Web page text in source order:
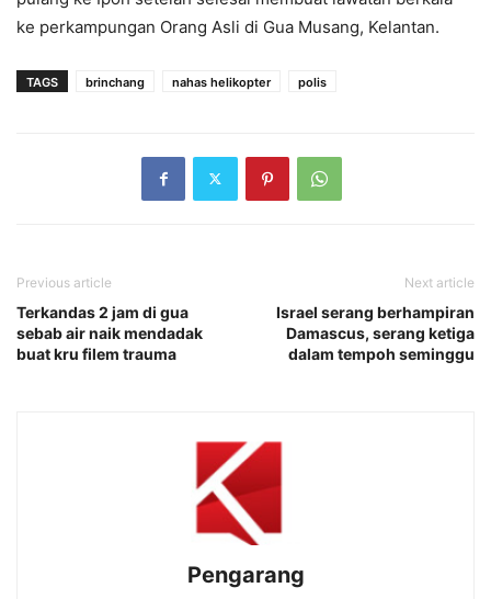
ke perkampungan Orang Asli di Gua Musang, Kelantan.
TAGS brinchang nahas helikopter polis
Previous article
Terkandas 2 jam di gua
sebab air naik mendadak
buat kru filem trauma
Next article
Israel serang berhampiran
Damascus, serang ketiga
dalam tempoh seminggu
Pengarang